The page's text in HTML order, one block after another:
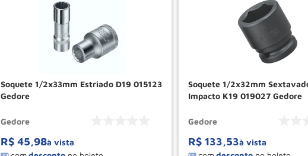
Soquete 1/2x33mm Estriado D19 015123
Gedore
Gedore
R$ 45,98à vista
Soquete 1/2x32mm
Impacto K19 019027 Gedore
Gedore
R$ 133,53à vista